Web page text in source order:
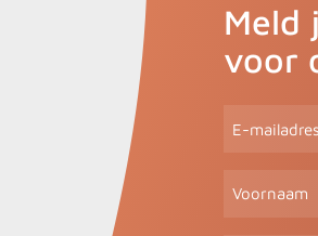
Meld
voor
Voornaam